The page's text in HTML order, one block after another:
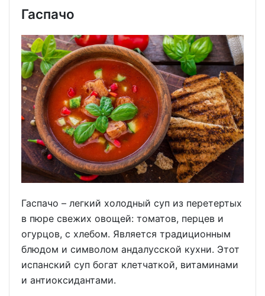
Гаспачо
Гаспачо – легкий холодный суп из перетертых
в пюре свежих овощей: томатов, перцев и
огурцов, с хлебом. Является традиционным
блюдом и символом андалусской кухни. Этот
испанский суп богат клетчаткой, витаминами
и антиоксидантами.